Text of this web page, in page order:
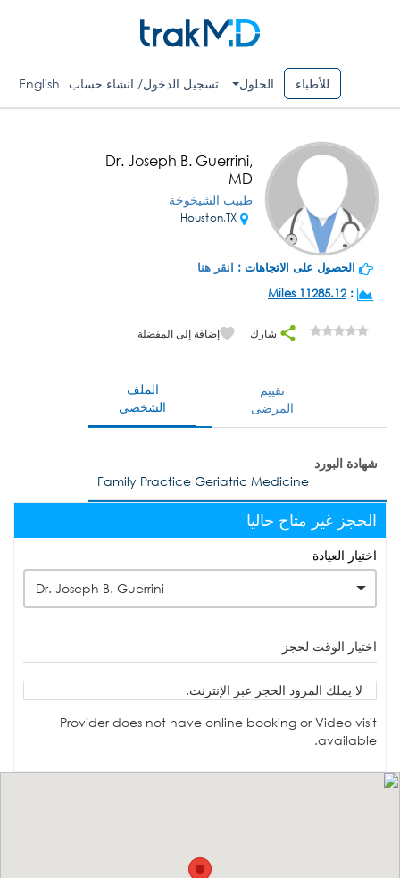
للأطباء الحلول تسجيل الدخول/ انشاء حساب English
Dr. Joseph B. Guerrini,
MD
طبيب الشيخوخة
الحصول على الاتجاهات : انقر هنا
:
11285.12 Miles
شارك إضافة إلى المفضلة
الملف
الشخصي
تقييم
المرضى
شهادة البورد
Family Practice Geriatric Medicine
الحجز غير متاح حاليا
اختيار العيادة
Dr. Joseph B. Guerrini
اختيار الوقت لحجز
لا يملك المزود الحجز عبر الإنترنت.
Provider does not have online booking or Video visit
available.